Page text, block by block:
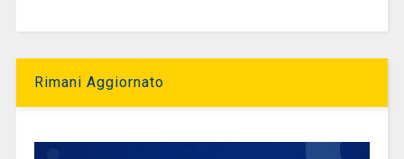
Rimani Aggiornato